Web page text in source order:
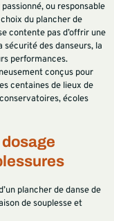
ou responsable
du plancher de
contente pas d’offrir une
sécurité des danseurs, la
performances.
conçus pour
centaines de lieux de
écoles
plancher de danse de
de souplesse et